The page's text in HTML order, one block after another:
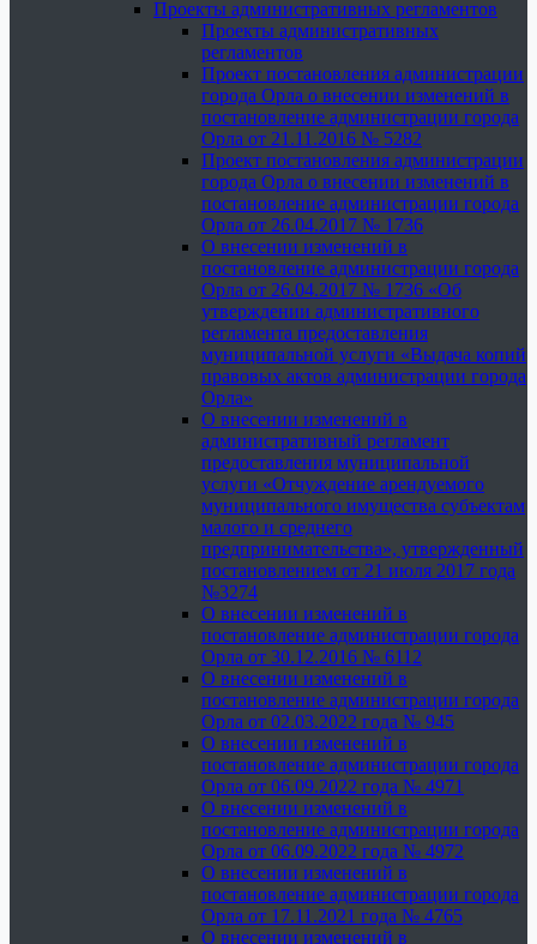
Проекты административных регламентов
Проекты административных
регламентов
Проект постановления администрации
города Орла о внесении изменений в
постановление администрации города
Орла от 21.11.2016 № 5282
Проект постановления администрации
города Орла о внесении изменений в
постановление администрации города
Орла от 26.04.2017 № 1736
О внесении изменений в
постановление администрации города
Орла от 26.04.2017 № 1736 «Об
утверждении административного
регламента предоставления
муниципальной услуги «Выдача копий
правовых актов администрации города
Орла»
О внесении изменений в
административный регламент
предоставления муниципальной
услуги «Отчуждение арендуемого
муниципального имущества субъектам
малого и среднего
предпринимательства», утвержденный
постановлением от 21 июля 2017 года
№3274
О внесении изменений в
постановление администрации города
Орла от 30.12.2016 № 6112
О внесении изменений в
постановление администрации города
Орла от 02.03.2022 года № 945
О внесении изменений в
постановление администрации города
Орла от 06.09.2022 года № 4971
О внесении изменений в
постановление администрации города
Орла от 06.09.2022 года № 4972
О внесении изменений в
постановление администрации города
Орла от 17.11.2021 года № 4765
О внесении изменений в